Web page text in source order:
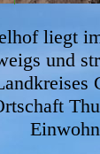
liegt
und